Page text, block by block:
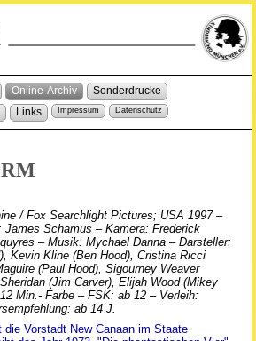
Online-Archiv
Sonderdrucke
Links Impressum Datenschutz
/ Fox Searchlight Pictures; USA 1997 –
James Schamus – Kamera: Frederick
– Musik: Mychael Danna – Darsteller:
Kevin Kline (Ben Hood), Cristina Ricci
(Paul Hood), Sigourney Weaver
(Jim Carver), Elijah Wood (Mikey
Min.- Farbe – FSK: ab 12 – Verleih:
ab 14 J.
Vorstadt New Canaan im Staate